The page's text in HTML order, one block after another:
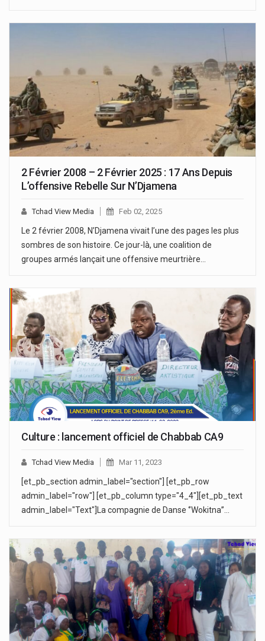
2 Février 2008 – 2 Février 2025 : 17 Ans Depuis
L’offensive Rebelle Sur N’Djamena
Tchad View Media Feb 02, 2025
Le 2 février 2008, N’Djamena vivait l’une des pages les plus
sombres de son histoire. Ce jour-là, une coalition de
groupes armés lançait une offensive meurtrière…
Culture : lancement officiel de Chabbab CA9
Tchad View Media Mar 11, 2023
[et_pb_section admin_label="section"] [et_pb_row
admin_label="row"] [et_pb_column type="4_4"][et_pb_text
admin_label="Text"]La compagnie de Danse ‘’Wokitna’’…